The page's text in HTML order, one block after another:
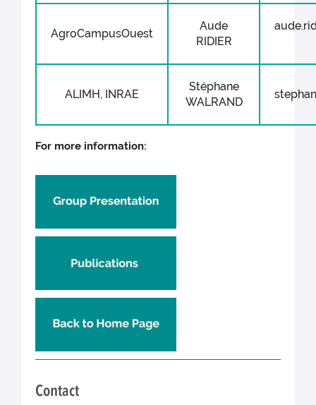
AgroCampusOuest
Aude
RIDIER
ALIMH, INRAE
Stéphane
WALRAND
For more information:
Contact